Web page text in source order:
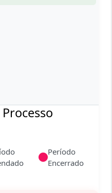
Período
Encerrado